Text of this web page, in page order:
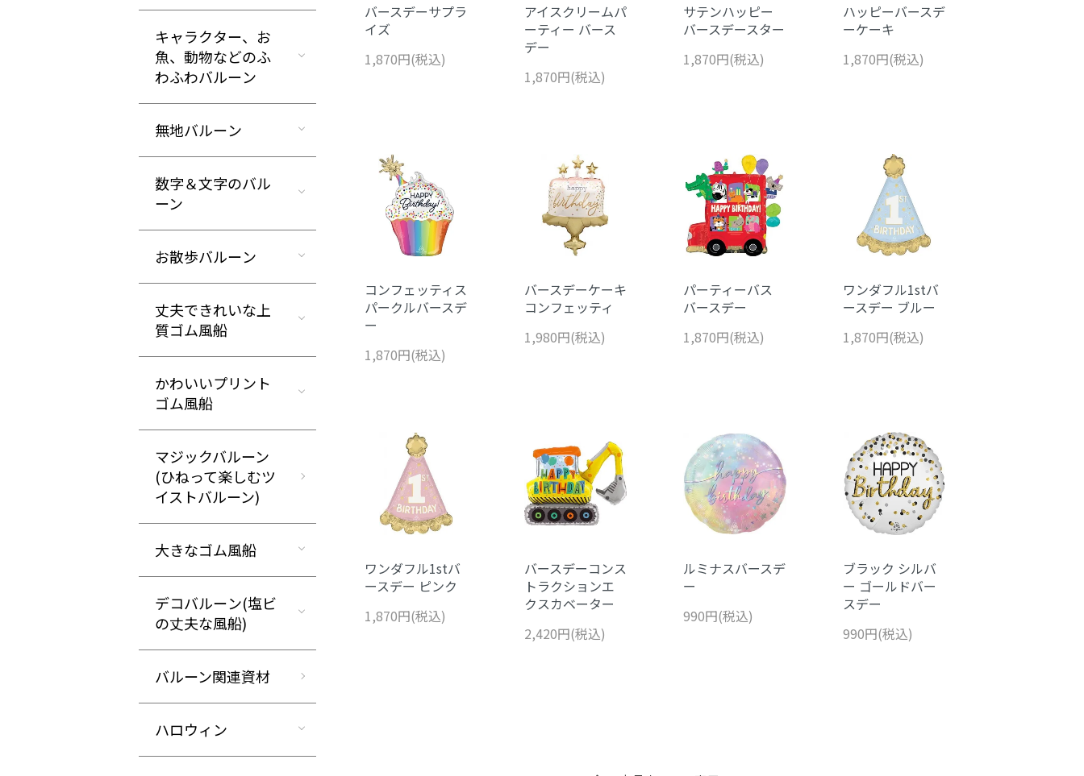
バースデーサプラ
イズ
1,870円(税込)
アイスクリームパ
ーティー バース
デー
1,870円(税込)
サテンハッピー
バースデースター
1,870円(税込)
ハッピーバースデ
ーケーキ
1,870円(税込)
コンフェッティス
パークルバースデ
ー
1,870円(税込)
バースデーケーキ
コンフェッティ
1,980円(税込)
パーティーバス
バースデー
1,870円(税込)
ワンダフル1stバ
ースデー ブルー
1,870円(税込)
ワンダフル1stバ
ースデー ピンク
1,870円(税込)
バースデーコンス
トラクションエ
クスカベーター
2,420円(税込)
ルミナスバースデ
ー
990円(税込)
ブラック シルバ
ー ゴールドバー
スデー
990円(税込)
キャラクター、お
魚、動物などのふ
わふわバルーン
無地バルーン
数字＆文字のバル
ーン
お散歩バルーン
丈夫できれいな上
質ゴム風船
かわいいプリント
ゴム風船
マジックバルーン
(ひねって楽しむツ
イストバルーン)
大きなゴム風船
デコバルーン(塩ビ
の丈夫な風船)
バルーン関連資材
ハロウィン